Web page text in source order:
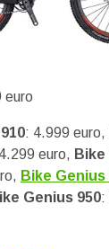
euro
: 4.999 euro,
euro,
Bike Genius
Genius 950: